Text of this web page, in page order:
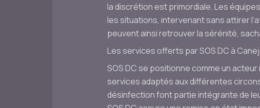
la discrétion est primordiale. Les
les situations, intervenant sans attirer
peuvent ainsi retrouver la sérénité,
Les services offerts par SOS DC à
SOS DC se positionne comme un
services adaptés aux différentes
désinfection font partie intégrante de